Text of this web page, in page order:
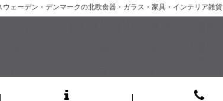
ェーデン・デンマークの北欧食器・ガラス・家具・インテリア雑貨